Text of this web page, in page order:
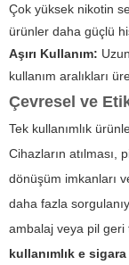
Çok yüksek nikotin
ürünler daha güçlü
Aşırı Kullanım:
kullanım aralıkları
Çevresel ve
Tek kullanımlık
Cihazların atılması,
dönüşüm imkanları
daha fazla
ambalaj veya pil geri
kullanımlık e sigara